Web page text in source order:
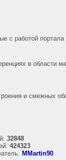
с работой портала
в области
и смежных
32848
424323
MMartin90